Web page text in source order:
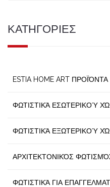
ΚΑΤΗΓΟΡΙΕΣ
ESTIA HOME ART ΠΡΟΪΌΝΤΑ
ΦΩΤΙΣΤΙΚΆ ΕΣΩΤΕΡΙΚΟΎ
ΦΩΤΙΣΤΙΚΆ ΕΞΩΤΕΡΙΚΟΎ
ΑΡΧΙΤΕΚΤΟΝΙΚΌΣ
ΦΩΤΙΣΤΙΚΆ ΓΙΑ